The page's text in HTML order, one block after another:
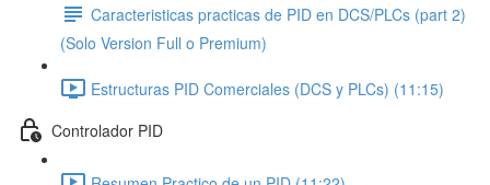
Caracteristicas practicas de PID en DCS/PLCs (part 2)
(Solo Version Full o Premium)
Estructuras PID Comerciales (DCS y PLCs) (11:15)
Controlador PID